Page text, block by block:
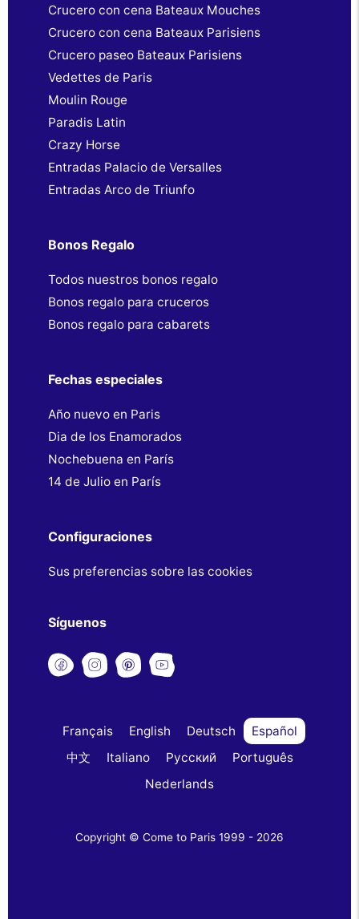
Crucero con cena Bateaux Mouches
Crucero con cena Bateaux Parisiens
Crucero paseo Bateaux Parisiens
Vedettes de Paris
Moulin Rouge
Paradis Latin
Crazy Horse
Entradas Palacio de Versalles
Entradas Arco de Triunfo
Bonos Regalo
Todos nuestros bonos regalo
Bonos regalo para cruceros
Bonos regalo para cabarets
Fechas especiales
Año nuevo en Paris
Dia de los Enamorados
Nochebuena en París
14 de Julio en París
Configuraciones
Sus preferencias sobre las cookies
Síguenos
Français English Deutsch
Español
中文
Italiano Русский
Português
Nederlands
Copyright © Come to Paris 1999 - 2026